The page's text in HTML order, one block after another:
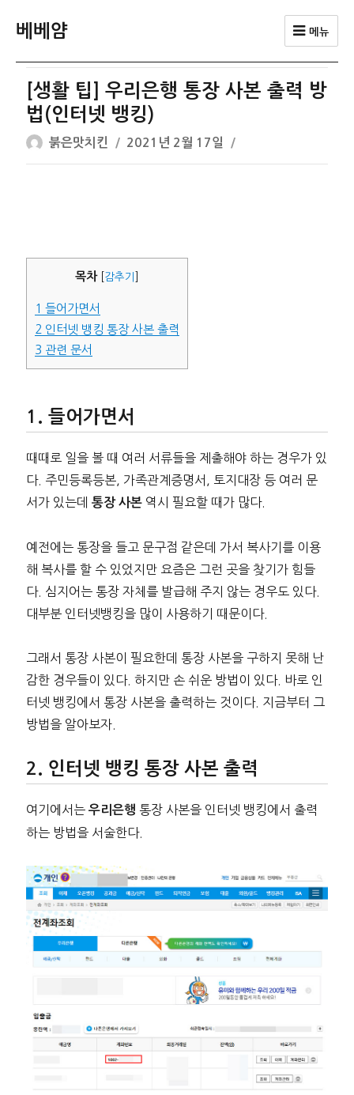
베베얌 메뉴
[생활 팁] 우리은행 통장 사본 출력 방
법(인터넷 뱅킹)
글
쓴
붉은맛치킨
작
성
2021년 2월 17일
목차 감추기
1 들어가면서
2 인터넷 뱅킹 통장 사본 출력
3 관련 문서
들어가면서
때때로 일을 볼 때 여러 서류들을 제출해야 하는 경우가 있
다. 주민등록등본, 가족관계증명서, 토지대장 등 여러 문
서가 있는데 통장 사본역시 필요할 때가 많다.
예전에는 통장을 들고 문구점 같은데 가서 복사기를 이용
해 복사를 할 수 있었지만 요즘은 그런 곳을 찾기가 힘들
다. 심지어는 통장 자체를 발급해 주지 않는 경우도 있다.
대부분 인터넷뱅킹을 많이 사용하기 때문이다.
그래서 통장 사본이 필요한데 통장 사본을 구하지 못해 난
감한 경우들이 있다. 하지만 손 쉬운 방법이 있다. 바로 인
터넷 뱅킹에서 통장 사본을 출력하는 것이다. 지금부터 그
방법을 알아보자.
인터넷 뱅킹 통장 사본 출력
여기에서는 우리은행 통장 사본을 인터넷 뱅킹에서 출력
하는 방법을 서술한다.